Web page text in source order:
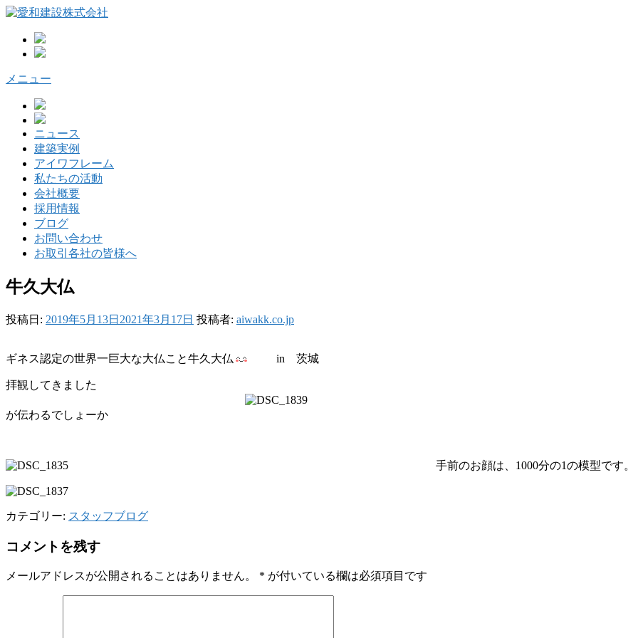
コ
へ
メニュー
ニュース
建築実例
アイワフレーム
私たちの活動
会社概要
採用情報
ブログ
お問い合わせ
お取引各社の皆様へ
牛久大仏
投稿日: 2019年5月13日 2021年3月17日 投稿者: aiwakk.co.jp
ギネス認定の世界一巨大な大仏こと牛久大仏 in 茨城
拝観してきました
が伝わるでしょーか
手前のお顔は、1000分の1の模型です。
カテゴリー: スタッフブログ
コメントを残す
メールアドレスが公開されることはありません。 * が付いている欄は必須項目です